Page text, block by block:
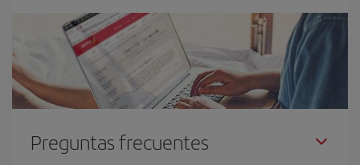
Preguntas frecuentes